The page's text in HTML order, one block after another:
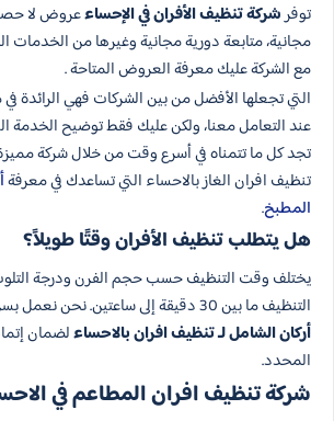
توفرشركة تنظيف الأفران في الإحساءعروض لا حصر
مجانية، متابعة دورية مجانية وغيرها من الخدمات
مع الشركة عليك معرفة العروض المتاحة .
التي تجعلها الأفضل من بين الشركات فهي الرائدة في
عند التعامل معنا، ولكن عليك فقط توضيح الخدمة
تجد كل ما تتمناه في أسرع وقت من خلال شركة
تنظيف افران الغاز بالاحساء التي تساعدك في معرفة
المطبخ.
هل يتطلب تنظيف الأفران وقتًا طويلاً؟
يختلف وقت التنظيف حسب حجم الفرن ودرجة
التنظيف ما بين 30 دقيقة إلى ساعتين. نحن نعمل بسرعة وكفاءة في
أركان الشامل لـ تنظيف افران بالاحساءلضمان
المحدد.
شركة تنظيف افران المطاعم في